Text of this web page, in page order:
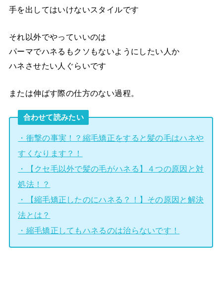
手を出してはいけないスタイルです
それ以外でやっていいのは
パーマでハネるもクソもないようにしたい人か
ハネさせたい人ぐらいです
または伸ばす際の仕方のない過程。
合わせて読みたい
・衝撃の事実！？縮毛矯正をすると髪の毛はハネや
すくなります？！
・【クセ毛以外で髪の毛がハネる】４つの原因と対
処法！？
・【縮毛矯正したのにハネる？！】その原因と解決
法とは？
・縮毛矯正してもハネるのは治らないです！